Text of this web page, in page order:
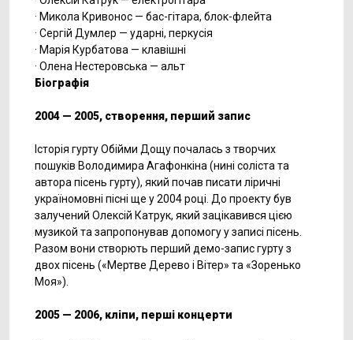
· Микола Кривонос — бас-гітара, блок-флейта
· Сергій Думлер — ударні, перкусія
· Марія Курбатова — клавішні
· Олена Нестеровська — альт
Біографія
2004 — 2005, створення, перший запис
Історія гурту Обійми Дощу почалась з творчих
пошуків Володимира Агафонкіна (нині соліста та
автора пісень гурту), який почав писати ліричні
україномовні пісні ще у 2004 році. До проекту був
залучений Олексій Катрук, який зацікавився цією
музикой та запропонував допомогу у записі пісень.
Разом вони створють перший демо-запис гурту з
двох пісень («Мертве Дерево і Вітер» та «Зоренько
Моя»).
2005 — 2006, кліпи, перші концерти